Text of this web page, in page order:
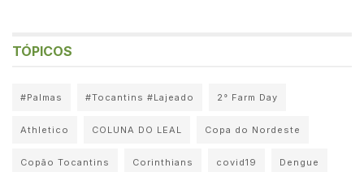
TÓPICOS
#Palmas #Tocantins #Lajeado 2° Farm Day
Athletico COLUNA DO LEAL Copa do Nordeste
Copão Tocantins Corinthians covid19 Dengue